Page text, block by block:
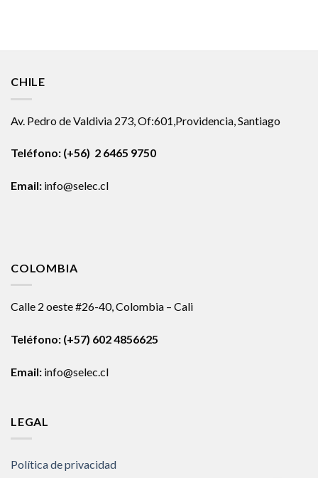
CHILE
Av. Pedro de Valdivia 273, Of:601,Providencia, Santiago
Teléfono: (+56) 2 6465 9750
Email: info@selec.cl
COLOMBIA
Calle 2 oeste #26-40, Colombia – Cali
Teléfono: (+57) 602 4856625
Email: info@selec.cl
LEGAL
Política de privacidad